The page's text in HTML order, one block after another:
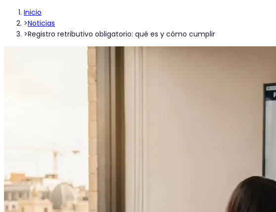
Inicio
>Noticias
>Registro retributivo obligatorio: qué es y cómo cumplir